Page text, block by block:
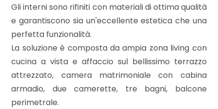
Gli interni sono rifiniti con materiali di ottima qualità
e garantiscono sia un'eccellente estetica che una
perfetta funzionalità.
La soluzione è composta da ampia zona living con
cucina a vista e affaccio sul bellissimo terrazzo
attrezzato, camera matrimoniale con cabina
armadio, due camerette, tre bagni, balcone
perimetrale.
Locali
minimi